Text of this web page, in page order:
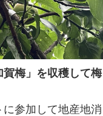
梅」を収穫して梅
参加して地産地消